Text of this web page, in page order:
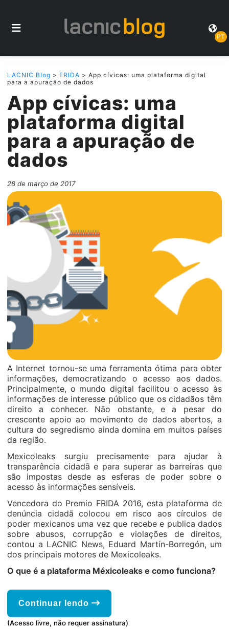
PT
LACNIC Blog > FRIDA > App cívicas: uma plataforma digital
para a apuração de dados
App cívicas: uma
plataforma digital
para a apuração de
dados
28 de março de 2017
A Internet tornou-se uma ferramenta ótima para obter
informações, democratizando o acesso aos dados.
Principalmente, o mundo digital facilitou o acesso às
informações de interesse público que os cidadãos têm
direito a conhecer. Não obstante, e a pesar do
crescente apoio ao movimento de dados abertos, a
cultura do segredismo ainda domina em muitos países
da região.
Mexicoleaks surgiu precisamente para ajudar à
transparência cidadã e para superar as barreiras que
são impostas desde as esferas de poder sobre o
acesso às informações sensíveis.
Vencedora do Premio FRIDA 2016, esta plataforma de
denúncia cidadã colocou em risco aos círculos de
poder mexicanos uma vez que recebe e publica dados
sobre abusos, corrupção e violações de direitos,
contou a LACNIC News, Eduard Martín-Borregón, um
dos principais motores de Mexicoleaks.
O que é a plataforma Méxicoleaks e como funciona?
Continuar lendo
(Acesso livre, não requer assinatura)